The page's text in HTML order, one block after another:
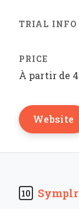
À partir de
Website
10 Symplr